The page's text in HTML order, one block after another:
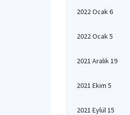
2022 Ocak 6
2022 Ocak 5
2021 Aralık 19
2021 Ekim 5
2021 Eylül 15